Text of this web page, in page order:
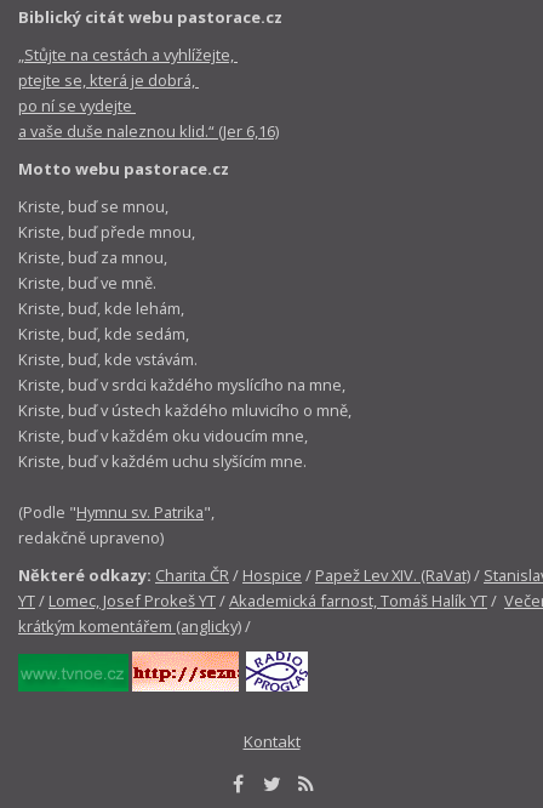
Biblický citát webu pastorace.cz
„Stůjte na cestách a vyhlížejte,
ptejte se, která je dobrá,
po ní se vydejte
a vaše duše naleznou klid.“ (Jer 6,16)
Motto webu pastorace.cz
Kriste, buď se mnou,
Kriste, buď přede mnou,
Kriste, buď za mnou,
Kriste, buď ve mně.
Kriste, buď, kde lehám,
Kriste, buď, kde sedám,
Kriste, buď, kde vstávám.
Kriste, buď v srdci každého myslícího na mne,
Kriste, buď v ústech každého mluvicího o mně,
Kriste, buď v každém oku vidoucím mne,
Kriste, buď v každém uchu slyšícím mne.
(Podle "Hymnu sv. Patrika",
redakčně upraveno)
Některé odkazy: Charita ČR/ Hospice / Papež Lev XIV. (RaVat)/
YT/ Lomec, Josef Prokeš YT/Akademická farnost, Tomáš Halík YT/
krátkým komentářem (anglicky)/
Kontakt